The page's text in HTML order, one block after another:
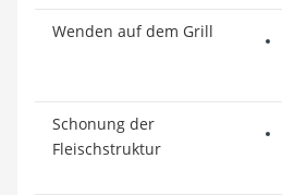
Wenden auf dem Grill
Schonung der
Fleischstruktur